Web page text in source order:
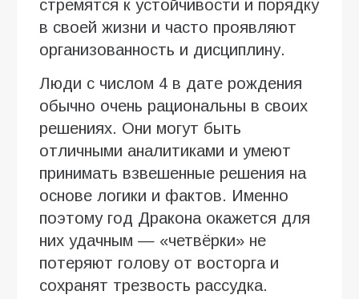
стремятся к устойчивости и порядку
в своей жизни и часто проявляют
организованность и дисциплину.
Люди с числом 4 в дате рождения
обычно очень рациональны в своих
решениях. Они могут быть
отличными аналитиками и умеют
принимать взвешенные решения на
основе логики и фактов. Именно
поэтому год Дракона окажется для
них удачным — «четвёрки» не
потеряют голову от восторга и
сохранят трезвость рассудка.